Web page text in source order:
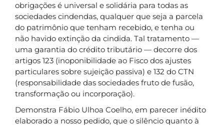
obrigações é universal e solidária para todas as
sociedades cindendas, qualquer que seja a parcela
do patrimônio que tenham recebido, e tenha ou
não havido extinção da cindida. Tal tratamento —
uma garantia do crédito tributário — decorre dos
artigos 123 (inoponibilidade ao Fisco dos ajustes
particulares sobre sujeição passiva) e 132 do CTN
(responsabilidade das sociedades fruto de fusão,
transformação ou incorporação).
Demonstra Fábio Ulhoa Coelho, em parecer inédito
elaborado a nosso pedido, que o silêncio quanto à